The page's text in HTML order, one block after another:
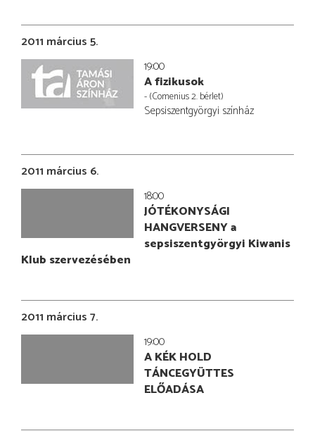
2011 március 5.
19:00
A fizikusok
- (Comenius 2. bérlet)
Sepsiszentgyörgyi színház
2011 március 6.
18:00
JÓTÉKONYSÁGI
HANGVERSENY a
sepsiszentgyörgyi Kiwanis
Klub szervezésében
2011 március 7.
19:00
A KÉK HOLD
TÁNCEGYÜTTES
ELŐADÁSA